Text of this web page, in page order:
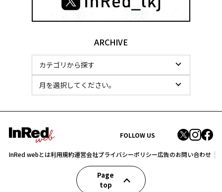
ARCHIVE
FOLLOW US
InRed webとは利用規約運営会社プライバシーポリシー広告のお問い合わせ
Page
top